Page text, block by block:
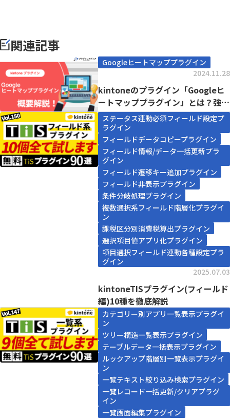
関連記事
Googleヒートマッププラグイン
2024.11.28
kintoneのプラグイン「Googleヒ
ートマッププラグイン」とは？強み
や価格...
ステータス連動必須フィールド設定プ
ラグイン
フィールドデータコピープラグイン
フィールド情報/データ一括更新プラ
グイン
フィールド遷移キー追加プラグイン
フィールド非表示プラグイン
条件分岐処理プラグイン
複数選択系フィールド階層化プラグイ
ン
課税区分別消費税算出プラグイン
選択項目値アプリ化プラグイン
項目選択フィールド連動各種設定プラ
グイン
2025.07.03
kintoneTISプラグイン(フィールド
編)10種を徹底解説
カテゴリー別アプリ一覧表示プラグイ
ン
ツリー構造一覧表示プラグイン
テーブルデータ一括表示プラグイン
ルックアップ階層別一覧表示プラグイ
ン
一覧テキスト絞り込み検索プラグイン
一覧レコード一括更新/クリアプラグ
イン
一覧画面編集プラグイン